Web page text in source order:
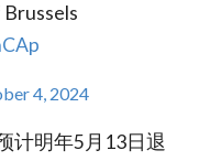
Brussels
4, 2024
计明年5月13日退